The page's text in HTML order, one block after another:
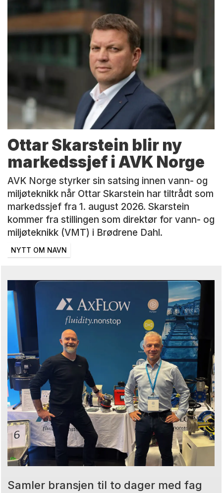
Ottar Skarstein blir ny
markedssjef i AVK Norge
AVK Norge styrker sin satsing innen vann- og
miljøteknikk når Ottar Skarstein har tiltrådt som
markedssjef fra 1. august 2026. Skarstein
kommer fra stillingen som direktør for vann- og
miljøteknikk (VMT) i Brødrene Dahl.
NYTT OM NAVN
Samler bransjen til to dager med fag